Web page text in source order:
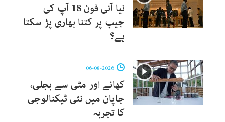
نیا آئی فون 18 آپ کی
جیب پر کتنا بھاری پڑ سکتا
ہے؟
کھانے اور مٹی سے بجلی،
جاپان میں نئی ٹیکنالوجی
کا تجربہ